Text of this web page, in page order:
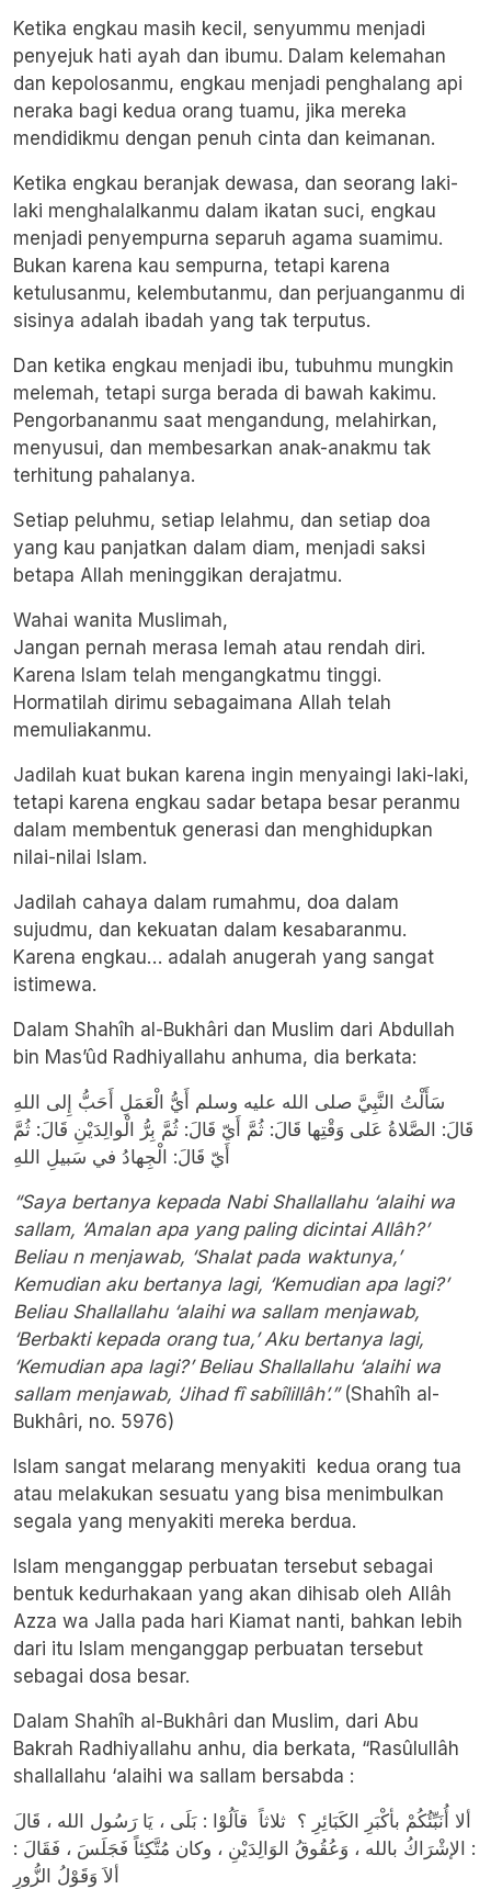
Ketika engkau masih kecil, senyummu menjadi
penyejuk hati ayah dan ibumu. Dalam kelemahan
dan kepolosanmu, engkau menjadi penghalang api
neraka bagi kedua orang tuamu, jika mereka
mendidikmu dengan penuh cinta dan keimanan.
Ketika engkau beranjak dewasa, dan seorang laki-
laki menghalalkanmu dalam ikatan suci, engkau
menjadi penyempurna separuh agama suamimu.
Bukan karena kau sempurna, tetapi karena
ketulusanmu, kelembutanmu, dan perjuanganmu di
sisinya adalah ibadah yang tak terputus.
Dan ketika engkau menjadi ibu, tubuhmu mungkin
melemah, tetapi surga berada di bawah kakimu.
Pengorbananmu saat mengandung, melahirkan,
menyusui, dan membesarkan anak-anakmu tak
terhitung pahalanya.
Setiap peluhmu, setiap lelahmu, dan setiap doa
yang kau panjatkan dalam diam, menjadi saksi
betapa Allah meninggikan derajatmu.
Wahai wanita Muslimah,
Jangan pernah merasa lemah atau rendah diri.
Karena Islam telah mengangkatmu tinggi.
Hormatilah dirimu sebagaimana Allah telah
memuliakanmu.
Jadilah kuat bukan karena ingin menyaingi laki-laki,
tetapi karena engkau sadar betapa besar peranmu
dalam membentuk generasi dan menghidupkan
nilai-nilai Islam.
Jadilah cahaya dalam rumahmu, doa dalam
sujudmu, dan kekuatan dalam kesabaranmu.
Karena engkau… adalah anugerah yang sangat
istimewa.
Dalam Shahîh al-Bukhâri dan Muslim dari Abdullah
bin Mas’ûd Radhiyallahu anhuma, dia berkata:
سَأَلْتُ النَّبِيَّ صلى الله عليه وسلم أَيُّ الْعَمَلِ أَحَبُّ إِلى اللهِ
قَالَ: الصَّلاةُ عَلى وَقْتِها قَالَ: ثُمَّ أَيّ قَالَ: ثُمَّ بِرُّ الْوالِدَيْنِ قَالَ: ثُمَّ
أَيّ قَالَ: الْجِهادُ في سَبيلِ اللهِ
“Saya bertanya kepada Nabi Shallallahu ‘alaihi wa
sallam, ‘Amalan apa yang paling dicintai Allâh?’
Beliau n menjawab, ‘Shalat pada waktunya,’
Kemudian aku bertanya lagi, ‘Kemudian apa lagi?’
Beliau Shallallahu ‘alaihi wa sallam menjawab,
‘Berbakti kepada orang tua,’ Aku bertanya lagi,
‘Kemudian apa lagi?’ Beliau Shallallahu ‘alaihi wa
sallam menjawab, ‘Jihad fî sabîlillâh’.”(Shahîh al-
Bukhâri, no. 5976)
Islam sangat melarang menyakiti kedua orang tua
atau melakukan sesuatu yang bisa menimbulkan
segala yang menyakiti mereka berdua.
Islam menganggap perbuatan tersebut sebagai
bentuk kedurhakaan yang akan dihisab oleh Allâh
Azza wa Jalla pada hari Kiamat nanti, bahkan lebih
dari itu Islam menganggap perbuatan tersebut
sebagai dosa besar.
Dalam Shahîh al-Bukhâri dan Muslim, dari Abu
Bakrah Radhiyallahu anhu, dia berkata, “Rasûlullâh
shallallahu ‘alaihi wa sallam bersabda :
ألا أُنَبِّئُكُمْ بأكْبَرِ الكَبَائِرِ ؟ ثلاثاً قاَلُوْا : بَلَى ، يَا رَسُول الله ، قَالَ
: الإشْرَاكُ بالله ، وَعُقُوقُ الوَالِدَيْنِ ، وكان مُتَّكِئاً فَجَلَسَ ، فَقَالَ :
ألاَ وَقَوْلُ الزُّورِ